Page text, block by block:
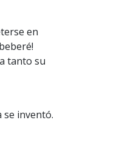
en
tanto su
se inventó.